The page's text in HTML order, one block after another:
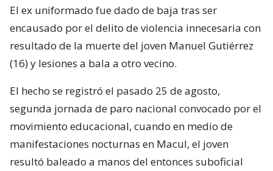
El ex uniformado fue dado de baja tras ser
encausado por el delito de violencia innecesaria con
resultado de la muerte del joven Manuel Gutiérrez
(16) y lesiones a bala a otro vecino.
El hecho se registró el pasado 25 de agosto,
segunda jornada de paro nacional convocado por el
movimiento educacional, cuando en medio de
manifestaciones nocturnas en Macul, el joven
resultó baleado a manos del entonces suboficial